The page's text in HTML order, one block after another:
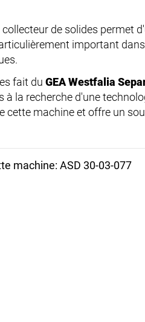
de solides permet
important
fait du GEA Westfalia
la recherche d'une
cette machine et offre un
machine: ASD 30-03-077